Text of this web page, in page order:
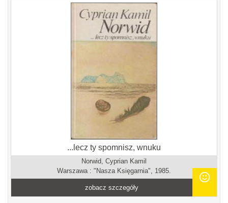
...lecz ty spomnisz, wnuku
Norwid, Cyprian Kamil
Warszawa : "Nasza Księgarnia", 1985.
zobacz szczegóły